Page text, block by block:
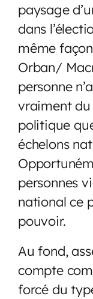
paysage
dans
même
Orban/
personne
vraiment
politique
échelons
personnes
national ce
pouvoir.
Au fond,
compte
forcé du